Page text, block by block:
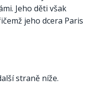
Jeho děti však
jeho dcera Paris
straně níže.